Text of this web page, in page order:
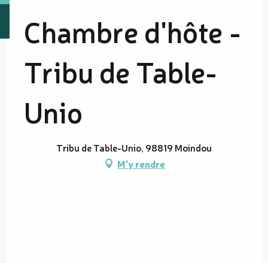
Chambre d'hôte -
Tribu de Table-
Unio
Tribu de Table-Unio, 98819 Moindou
M'y rendre